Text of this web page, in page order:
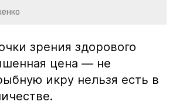
зрения здорового
цена — не
икру нельзя есть в